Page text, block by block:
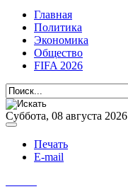
Главная
Политика
Экономика
Общество
FIFA 2026
Суббота, 08 августа 2026
Печать
E-mail